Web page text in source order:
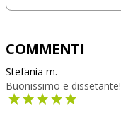
COMMENTI
Stefania m.
Buonissimo e dissetante!